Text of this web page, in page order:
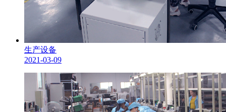
生产设备
2021-03-09